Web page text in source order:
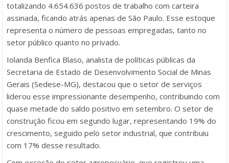
totalizando 4.654.636 postos de trabalho com carteira
assinada, ficando atrás apenas de São Paulo. Esse estoque
representa o número de pessoas empregadas, tanto no
setor público quanto no privado.
Iolanda Benfica Blaso, analista de políticas públicas da
Secretaria de Estado de Desenvolvimento Social de Minas
Gerais (Sedese-MG), destacou que o setor de serviços
liderou esse impressionante desempenho, contribuindo com
quase metade do saldo positivo em setembro. O setor de
construção ficou em segundo lugar, representando 19% do
crescimento, seguido pelo setor industrial, que contribuiu
com 17% desse resultado.